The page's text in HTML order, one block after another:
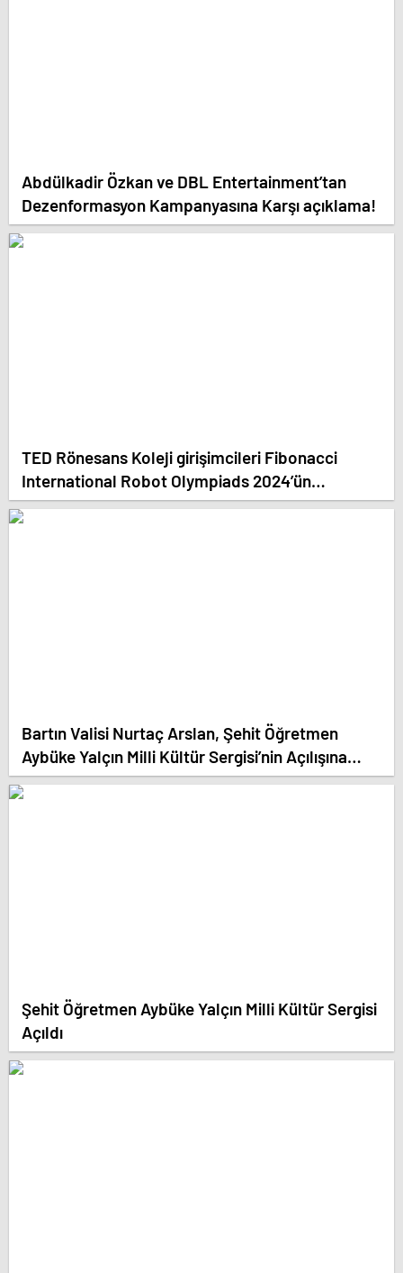
Abdülkadir Özkan ve DBL Entertainment’tan
Dezenformasyon Kampanyasına Karşı açıklama!
TED Rönesans Koleji girişimcileri Fibonacci
International Robot Olympiads 2024’ün
şampiyonu oldu
Bartın Valisi Nurtaç Arslan, Şehit Öğretmen
Aybüke Yalçın Milli Kültür Sergisi’nin Açılışına
Katıldı
Şehit Öğretmen Aybüke Yalçın Milli Kültür Sergisi
Açıldı